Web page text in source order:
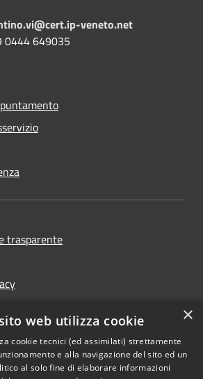
veneto.net
0444 649035
trasparente
accessibilità
×
web utilizza cookie
cookie tecnici (ed assimilati) strettamente
e alla navigazione del sito ed un
al solo fine di elaborare informazioni